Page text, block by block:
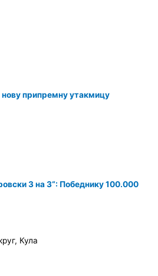
нову припремну утакмицу
3 на 3“: Победнику 100.000
, Кула